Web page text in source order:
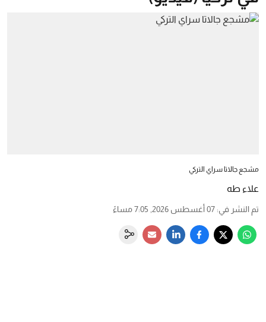
مشجع جالاتا سراي التركي
علاء طه
تم النشر في: 07 أغسطس 2026, 7:05 مساءً